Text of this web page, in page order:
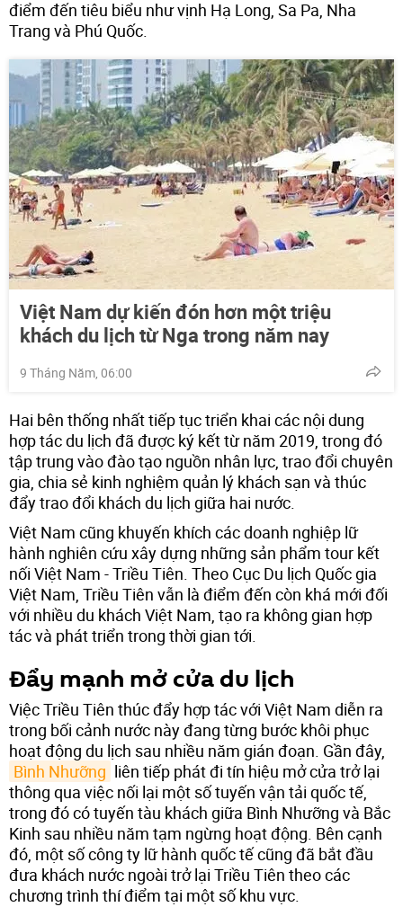
điểm đến tiêu biểu như vịnh Hạ Long, Sa Pa, Nha
Trang và Phú Quốc.
Việt Nam dự kiến đón hơn một triệu
khách du lịch từ Nga trong năm nay
9 Tháng Năm, 06:00
Hai bên thống nhất tiếp tục triển khai các nội dung
hợp tác du lịch đã được ký kết từ năm 2019, trong đó
tập trung vào đào tạo nguồn nhân lực, trao đổi chuyên
gia, chia sẻ kinh nghiệm quản lý khách sạn và thúc
đẩy trao đổi khách du lịch giữa hai nước.
Việt Nam cũng khuyến khích các doanh nghiệp lữ
hành nghiên cứu xây dựng những sản phẩm tour kết
nối Việt Nam - Triều Tiên. Theo Cục Du lịch Quốc gia
Việt Nam, Triều Tiên vẫn là điểm đến còn khá mới đối
với nhiều du khách Việt Nam, tạo ra không gian hợp
tác và phát triển trong thời gian tới.
Đẩy mạnh mở cửa du lịch
Việc Triều Tiên thúc đẩy hợp tác với Việt Nam diễn ra
trong bối cảnh nước này đang từng bước khôi phục
hoạt động du lịch sau nhiều năm gián đoạn. Gần đây,
Bình Nhưỡng liên tiếp phát đi tín hiệu mở cửa trở lại
thông qua việc nối lại một số tuyến vận tải quốc tế,
trong đó có tuyến tàu khách giữa Bình Nhưỡng và Bắc
Kinh sau nhiều năm tạm ngừng hoạt động. Bên cạnh
đó, một số công ty lữ hành quốc tế cũng đã bắt đầu
đưa khách nước ngoài trở lại Triều Tiên theo các
chương trình thí điểm tại một số khu vực.